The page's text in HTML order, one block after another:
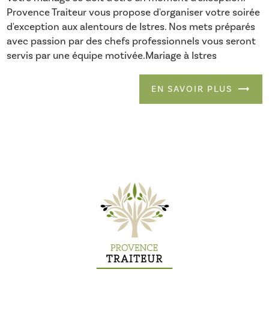
Provence Traiteur vous propose d'organiser votre soirée
d'exception aux alentours de Istres. Nos mets préparés
avec passion par des chefs professionnels vous seront
servis par une équipe motivée.Mariage à Istres
EN SAVOIR PLUS